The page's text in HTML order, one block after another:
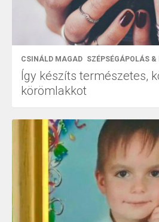
CSINÁLD MAGAD SZÉPSÉGÁPOLÁS &
Így készíts természetes,
körömlakkot